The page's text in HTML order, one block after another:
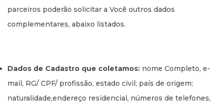
parceiros poderão solicitar a Você outros dados
complementares, abaixo listados.
Dados de Cadastro que coletamos: nome Completo, e-
mail, RG/ CPF/ profissão, estado civil; país de origem;
naturalidade,endereço residencial, números de telefones,